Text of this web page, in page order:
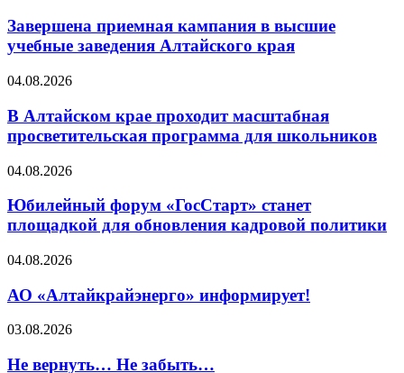
Завершена приемная кампания в высшие
учебные заведения Алтайского края
04.08.2026
В Алтайском крае проходит масштабная
просветительская программа для школьников
04.08.2026
Юбилейный форум «ГосСтарт» станет
площадкой для обновления кадровой политики
04.08.2026
АО «Алтайкрайэнерго» информирует!
03.08.2026
Не вернуть… Не забыть…